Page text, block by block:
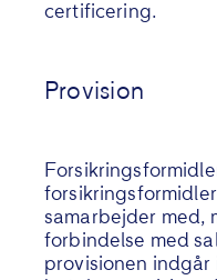
certificering.
Provision
samarbejder med,
forbindelse med
provisionen